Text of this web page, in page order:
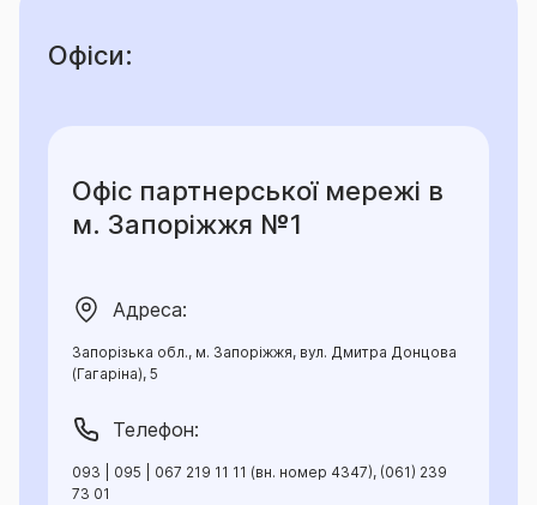
Офіси:
Офіс партнерської мережі в
м. Запоріжжя №1
Адреса:
Запорізька обл., м. Запоріжжя, вул. Дмитра Донцова
(Гагаріна), 5
Телефон:
093 | 095 | 067 219 11 11 (вн. номер 4347), (061) 239
73 01